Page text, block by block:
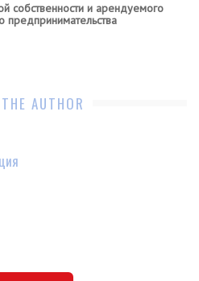
собственности и арендуемого
предпринимательства
AUTHOR